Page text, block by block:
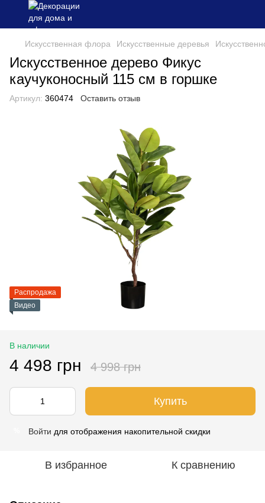
Искусственная флора Искусственные деревья
Искусственное дерево Фикус
каучуконосный 115 см в горшке
Артикул: 360474 Оставить отзыв
Распродажа
Видео
В наличии
4 498 грн 4 998 грн
Купить
Войти для отображения накопительной скидки
В избранное К сравнению